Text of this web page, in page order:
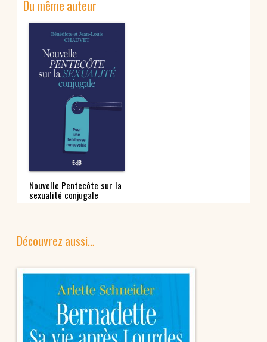
Du même auteur
Nouvelle Pentecôte sur la
sexualité conjugale
Découvrez aussi…